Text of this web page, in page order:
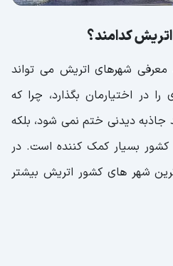
کدامند؟
شهرهای اتریش می تواند
در اختیارمان بگذارد، چرا که
جاذبه دیدنی ختم نمی شود، بلکه
بسیار کمک کننده است. در
شهر های کشور اتریش بیشتر